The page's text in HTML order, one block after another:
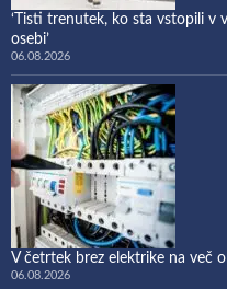
‘Tisti trenutek, ko sta vstopili v
osebi’
06.08.2026
V četrtek brez elektrike na več
06.08.2026